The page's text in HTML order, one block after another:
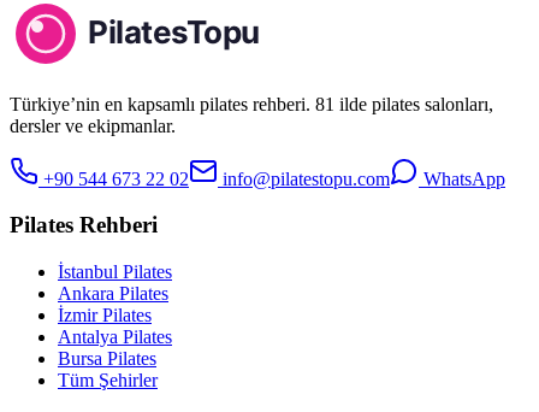
Türkiye’nin en kapsamlı pilates rehberi. 81 ilde pilates salonları,
dersler ve ekipmanlar.
+90 544 673 22 02 info@pilatestopu.com WhatsApp
Pilates Rehberi
İstanbul Pilates
Ankara Pilates
İzmir Pilates
Antalya Pilates
Bursa Pilates
Tüm Şehirler